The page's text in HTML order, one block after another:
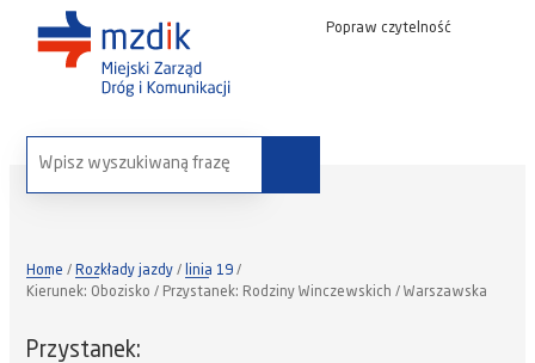
Popraw czytelność
wyszukaj na stronie:
Home Rozkłady jazdy
linia 19
Kierunek: Obozisko / Przystanek: Rodziny Winczewskich / Warszawska
Przystanek: